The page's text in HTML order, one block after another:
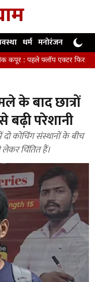
धर्म मनोरंजन खेल
फिर बने अवॉर्ड विनिंग
के बाद छात्रों
बढ़ी परेशानी
कोचिंग संस्थानों के बीच
लेकर चिंतित हैं।